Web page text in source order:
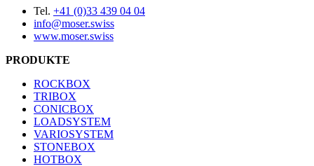
Tel. +41 (0)33 439 04 04
info@moser.swiss
www.moser.swiss
PRODUKTE
ROCKBOX
TRIBOX
CONICBOX
LOADSYSTEM
VARIOSYSTEM
STONEBOX
HOTBOX